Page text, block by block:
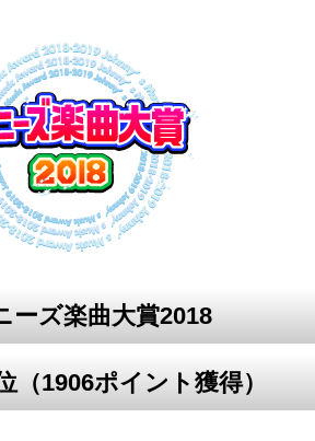
ーズ楽曲大賞2018
（1906ポイント獲得）